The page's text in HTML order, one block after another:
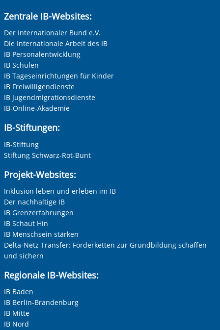
Zentrale IB-Websites:
Der Internationaler Bund e.V.
Die Internationale Arbeit des IB
IB Personalentwicklung
IB Schulen
IB Tageseinrichtungen für Kinder
IB Freiwilligendienste
IB Jugendmigrationsdienste
IB-Online-Akademie
IB-Stiftungen:
IB-Stiftung
Stiftung Schwarz-Rot-Bunt
Projekt-Websites:
Inklusion leben und erleben im IB
Der nachhaltige IB
IB Grenzerfahrungen
IB Schaut Hin
IB Menschsein stärken
Delta-Netz Transfer: Förderketten zur Grundbildung schaffen
und sichern
Regionale IB-Websites:
IB Baden
IB Berlin-Brandenburg
IB Mitte
IB Nord